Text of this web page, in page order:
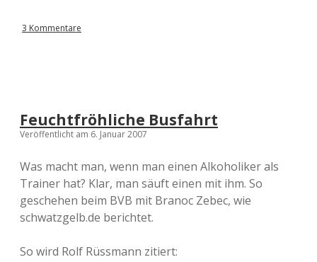
3 Kommentare
Feuchtfröhliche Busfahrt
Veröffentlicht am 6. Januar 2007
Was macht man, wenn man einen Alkoholiker als
Trainer hat? Klar, man säuft einen mit ihm. So
geschehen beim BVB mit Branoc Zebec, wie
schwatzgelb.de berichtet.
So wird Rolf Rüssmann zitiert: